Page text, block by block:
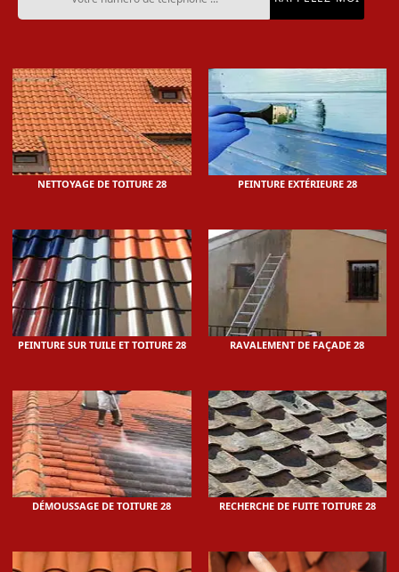
NETTOYAGE DE TOITURE 28 PEINTURE EXTÉRIEURE 28
PEINTURE SUR TUILE ET TOITURE 28 RAVALEMENT DE FAÇADE 28
DÉMOUSSAGE DE TOITURE 28 RECHERCHE DE FUITE TOITURE 28